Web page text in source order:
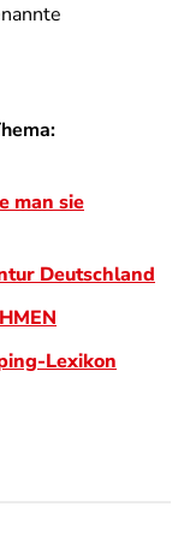
man sie
Deutschland
Lexikon